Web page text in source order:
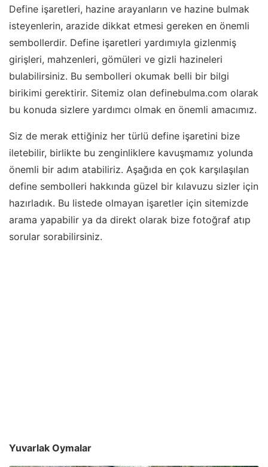
Define işaretleri, hazine arayanların ve hazine bulmak
isteyenlerin, arazide dikkat etmesi gereken en önemli
sembollerdir. Define işaretleri yardımıyla gizlenmiş
girişleri, mahzenleri, gömüleri ve gizli hazineleri
bulabilirsiniz. Bu sembolleri okumak belli bir bilgi
birikimi gerektirir. Sitemiz olan definebulma.com olarak
bu konuda sizlere yardımcı olmak en önemli amacımız.
Siz de merak ettiğiniz her türlü define işaretini bize
iletebilir, birlikte bu zenginliklere kavuşmamız yolunda
önemli bir adım atabiliriz. Aşağıda en çok karşılaşılan
define sembolleri hakkında güzel bir kılavuzu sizler için
hazırladık. Bu listede olmayan işaretler için sitemizde
arama yapabilir ya da direkt olarak bize fotoğraf atıp
sorular sorabilirsiniz.
Yuvarlak Oymalar